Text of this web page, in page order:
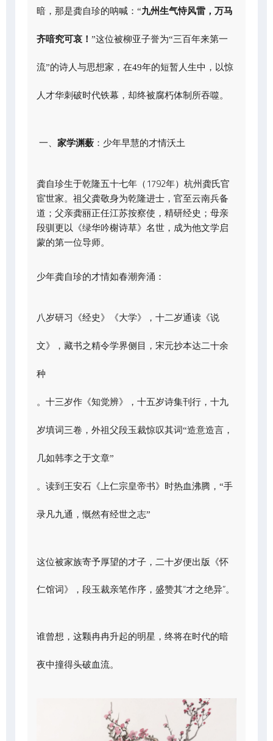
暗，那是龚自珍的呐喊：“九州生气恃风雷，万马
齐喑究可哀！ ”这位被柳亚子誉为“三百年来第一
流”的诗人与思想家，在49年的短暂人生中，以惊
人才华刺破时代铁幕，却终被腐朽体制所吞噬。
一、 家学渊薮 ：少年早慧的才情沃土
龚自珍生于乾隆五十七年（1792年）杭州龚氏官
宦世家。祖父龚敬身为乾隆进士，官至云南兵备
道；父亲龚丽正任江苏按察使，精研经史；母亲
段驯更以《绿华吟榭诗草》名世，成为他文学启
蒙的第一位导师。
少年龚自珍的才情如春潮奔涌：
八岁研习《经史》《大学》，十二岁通读《说
文》，藏书之精令学界侧目，宋元抄本达二十余
种
。十三岁作《知觉辨》，十五岁诗集刊行，十九
岁填词三卷，外祖父段玉裁惊叹其词“造意造言，
几如韩李之于文章”
。读到王安石《上仁宗皇帝书》时热血沸腾，“手
录凡九通，慨然有经世之志”
这位被家族寄予厚望的才子，二十岁便出版《怀
仁馆词》，段玉裁亲笔作序，盛赞其“才之绝异”。
谁曾想，这颗冉冉升起的明星，终将在时代的暗
夜中撞得头破血流。